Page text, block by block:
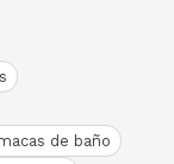
de baño